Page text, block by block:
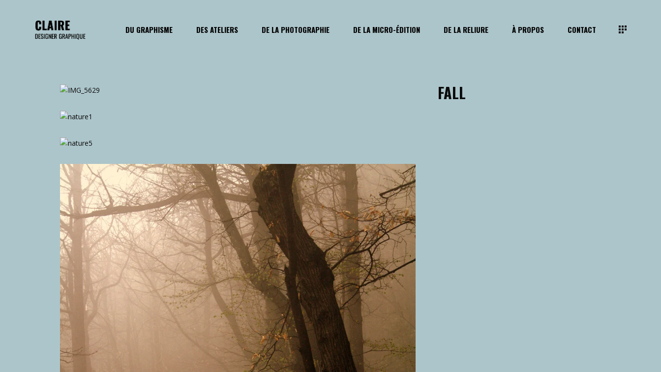
DU GRAPHISME DES ATELIERS DE LA PHOTOGRAPHIE DE LA MICRO-ÉDITION DE LA RELIURE À PROPOS CONTACT
FALL